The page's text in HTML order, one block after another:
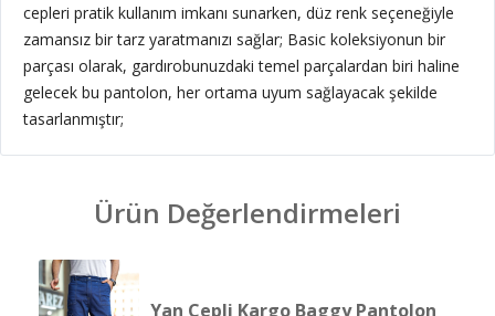
cepleri pratik kullanım imkanı sunarken, düz renk seçeneğiyle
zamansız bir tarz yaratmanızı sağlar; Basic koleksiyonun bir
parçası olarak, gardırobunuzdaki temel parçalardan biri haline
gelecek bu pantolon, her ortama uyum sağlayacak şekilde
tasarlanmıştır;
Ürün Değerlendirmeleri
Yan Cepli Kargo Baggy Pantolon